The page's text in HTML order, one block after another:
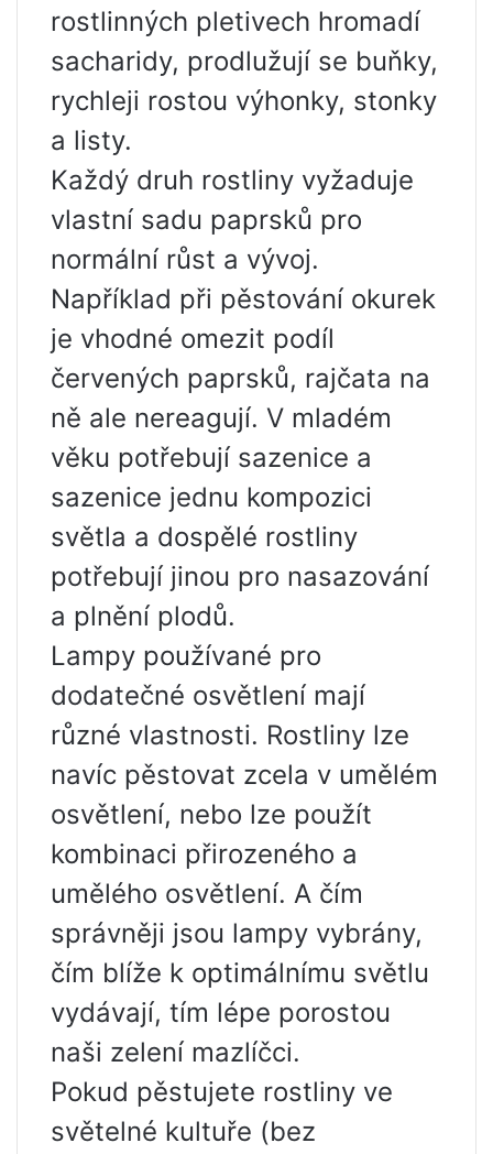
rostlinných pletivech hromadí
sacharidy, prodlužují se buňky,
rychleji rostou výhonky, stonky
a listy.
Každý druh rostliny vyžaduje
vlastní sadu paprsků pro
normální růst a vývoj.
Například při pěstování okurek
je vhodné omezit podíl
červených paprsků, rajčata na
ně ale nereagují. V mladém
věku potřebují sazenice a
sazenice jednu kompozici
světla a dospělé rostliny
potřebují jinou pro nasazování
a plnění plodů.
Lampy používané pro
dodatečné osvětlení mají
různé vlastnosti. Rostliny lze
navíc pěstovat zcela v umělém
osvětlení, nebo lze použít
kombinaci přirozeného a
umělého osvětlení. A čím
správněji jsou lampy vybrány,
čím blíže k optimálnímu světlu
vydávají, tím lépe porostou
naši zelení mazlíčci.
Pokud pěstujete rostliny ve
světelné kultuře (bez